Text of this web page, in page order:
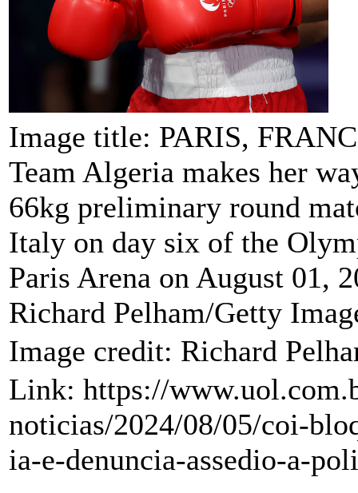
Image title: PARIS,
Team Algeria makes her
66kg preliminary round
Italy on day six of the
Paris Arena on August 01,
Richard Pelham/Getty
Image credit: Richard
Link: https://
noticias/2024/08/05/coi-
ia-e-denuncia-assedio-a-